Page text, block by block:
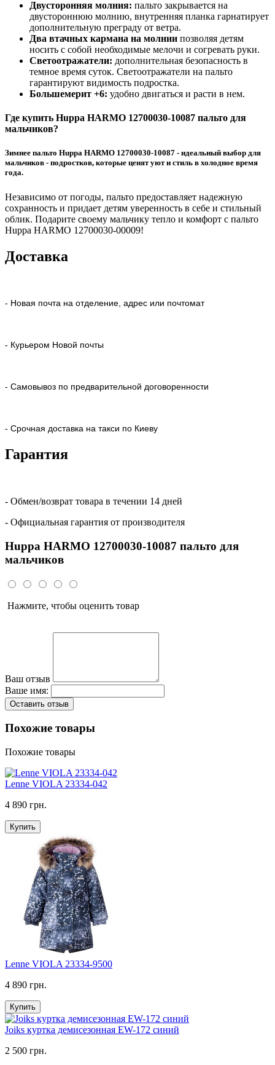
Двусторонняя молния: пальто закрывается на
двустороннюю молнию, внутренняя планка гарнатирует
дополнительную преграду от ветра.
Два втачных кармана на молнии позволяя детям
носить с собой необходимые мелочи и согревать руки.
Светоотражатели: дополнительная безопасность в
темное время суток. Светоотражатели на пальто
гарантируют видимость подростка.
Большемерит +6: удобно двигаться и расти в нем.
Где купить Huppa HARMO 12700030-10087 пальто для
мальчиков?
Зимнее пальто Huppa HARMO 12700030-10087 - идеальный выбор для
мальчиков - подростков, которые ценят уют и стиль в холодное время
года.
Независимо от погоды, пальто предоставляет надежную
сохранность и придает детям уверенность в себе и стильный
облик. Подарите своему мальчику тепло и комфорт с пальто
Huppa HARMO 12700030-00009!
Доставка
- Новая почта на отделение, адрес или почтомат
- Курьером Новой почты
- Самовывоз по предварительной договоренности
- Срочная доставка на такси по Киеву
Гарантия
- Обмен/возврат товара в течении 14 дней
- Официальная гарантия от производителя
Huppa HARMO 12700030-10087 пальто для
мальчиков
Нажмите, чтобы оценить товар
Ваш отзыв
Ваше имя:
Оставить отзыв
Похожие товары
Похожие товары
Lenne VIOLA 23334-042
4 890 грн.
Купить
Lenne VIOLA 23334-9500
4 890 грн.
Купить
Joiks куртка демисезонная EW-172 синий
2 500 грн.